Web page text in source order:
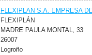
FLEXIPLAN S.A. EMPRESA
FLEXIPLÁN
MADRE PAULA MONTAL, 33
26007
Logroño